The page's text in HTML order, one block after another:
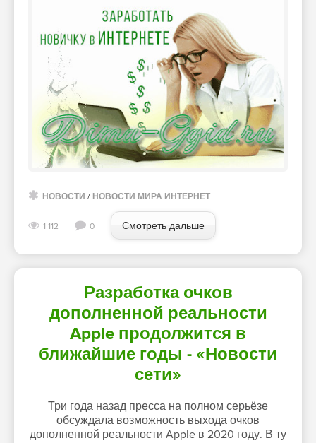
НОВОСТИ / НОВОСТИ МИРА ИНТЕРНЕТ
1 112 0 Смотреть дальше
Разработка очков
дополненной реальности
Apple продолжится в
ближайшие годы - «Новости
сети»
Три года назад пресса на полном серьёзе
обсуждала возможность выхода очков
дополненной реальности Apple в 2020 году. В ту